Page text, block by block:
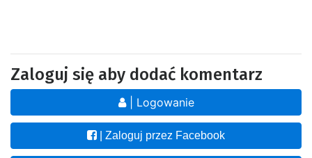
Zaloguj się aby dodać komentarz
| Logowanie
| Zaloguj przez Facebook